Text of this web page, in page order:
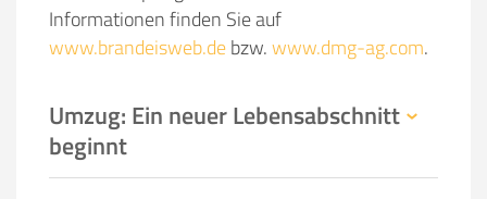
Informationen finden Sie auf
www.brandeisweb.debzw.www.dmg-ag.com.
Umzug: Ein neuer Lebensabschnitt
beginnt